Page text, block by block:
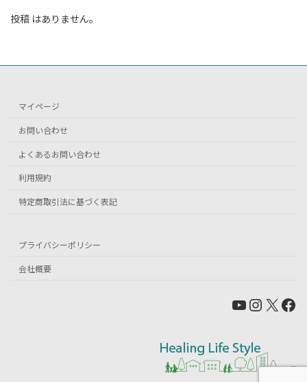
投稿 はありません。
マイページ
お問い合わせ
よくあるお問い合わせ
利用規約
特定商取引法に基づく表記
プライバシーポリシー
会社概要